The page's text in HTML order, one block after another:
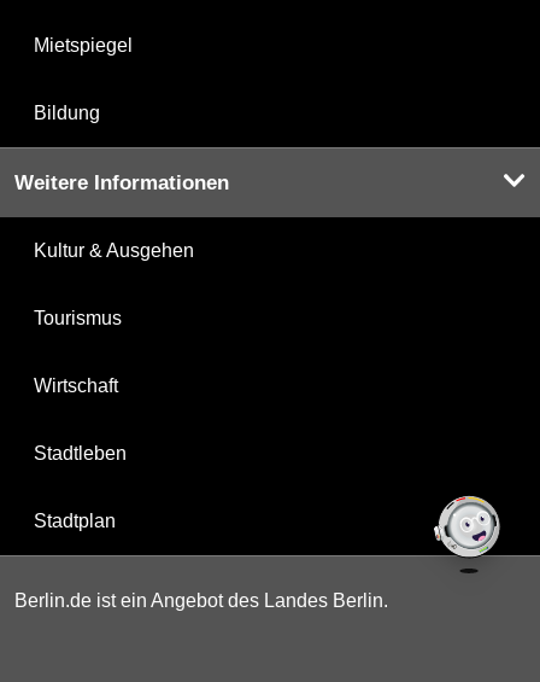
Mietspiegel
Bildung
Weitere Informationen
Kultur & Ausgehen
Tourismus
Wirtschaft
Stadtleben
Stadtplan
Berlin.de ist ein Angebot des Landes Berlin.